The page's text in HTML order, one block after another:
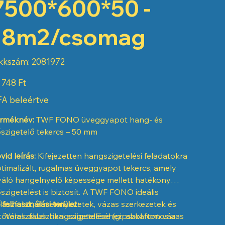
-
csomag
Cikkszám:
2081972
2081972
748 Ft
beleértve
TWF FONO üveggyapot hang- és
tekercs – 50 mm
leírás:Kifejezetten hangszigetelési feladatokra
rugalmas üveggyapot tekercs, amely
hangelnyelő képessége mellett hatékony
is biztosít. A TWF FONO ideális
álmennyezetek, vázas szerkezetek és
akusztikai szigeteléséhez, ahol fontos a
felhasználási terület:
Válaszfalak hangszigetelése (gipszkarton vázas